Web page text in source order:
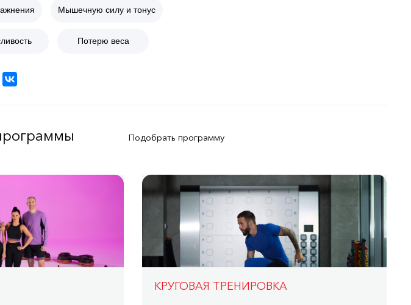
Мышечную силу и тонус
Потерю веса
Подобрать программу
КРУГОВАЯ ТРЕНИРОВКА